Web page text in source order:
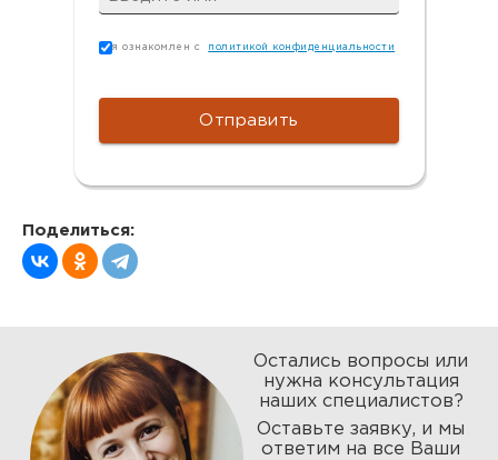
я ознакомлен с
политикой конфиденциальности
Поделиться:
Остались вопросы или
нужна консультация
наших специалистов?
Оставьте заявку, и мы
ответим на все Ваши